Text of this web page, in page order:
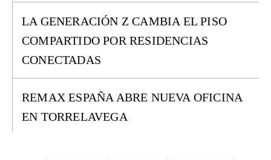
LA GENERACIÓN Z CAMBIA EL PISO
COMPARTIDO POR RESIDENCIAS
CONECTADAS
REMAX ESPAÑA ABRE NUEVA OFICINA
EN TORRELAVEGA